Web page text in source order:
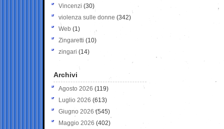
Vincenzi (30)
violenza sulle donne (342)
Web (1)
Zingaretti (10)
zingari (14)
Archivi
Agosto 2026 (119)
Luglio 2026 (613)
Giugno 2026 (545)
Maggio 2026 (402)